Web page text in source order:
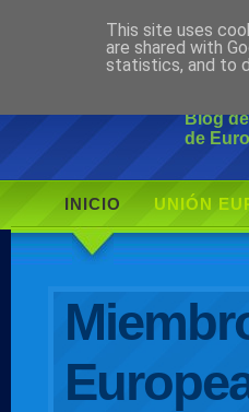
Blog
de
INICIO UNIÓN
This site uses
are shared with
statistics, and to